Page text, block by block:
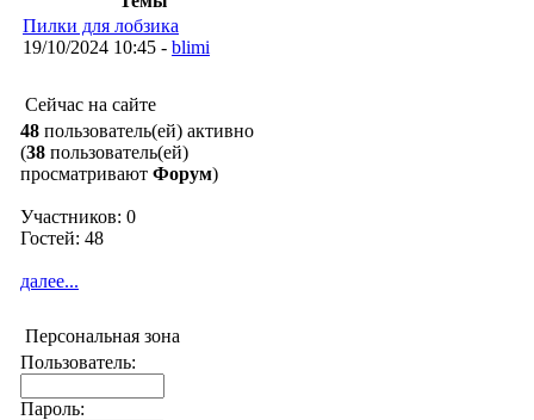
Пилки для лобзика
19/10/2024 10:45 - blimi
Сейчас на сайте
48 пользователь(ей) активно
(38 пользователь(ей)
просматривают Форум)
Участников: 0
Гостей: 48
далее...
Персональная зона
Пользователь:
Пароль: